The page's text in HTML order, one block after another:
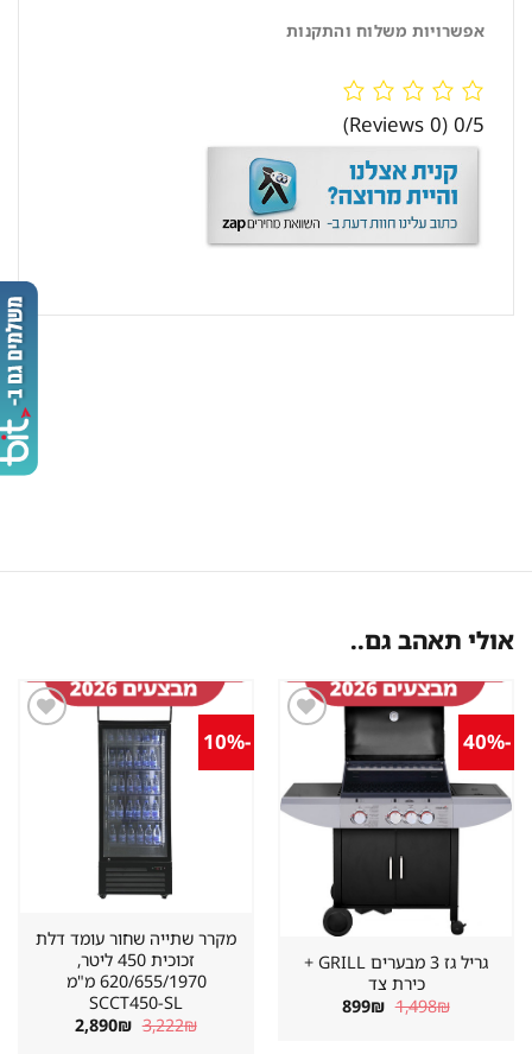
אפשרויות משלוח והתקנות
0/5
(0 Reviews)
אולי תאהב גם..
במועדפים
גריל גז 3 מבערים GRILL +
כירת צד
1,498₪ המחיר
899₪ המחיר
מקרר שתייה שחור עומד דלת
זכוכית 450 ליטר,
620/655/1970 מ"מ
SCCT450-SL
3,222₪ המחיר
2,890₪ המחיר
הנוכחי